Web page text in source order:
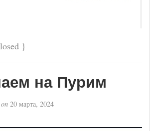
}
на Пурим
on 20 марта, 2024